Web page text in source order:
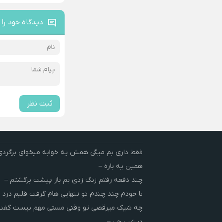
دیدگاه خود
ثبت نظر
فقط داری بم میگی همش یه خوابه میخوای
همین یه باره –
چند دفعه رفتم زنگ زدی بم باز پیشت برگشتم –
با خودم چند چندم تو تنهایی هام گرفت قلبم درد
چه شیک میرقصی تو وقتی مستی مهم نیست